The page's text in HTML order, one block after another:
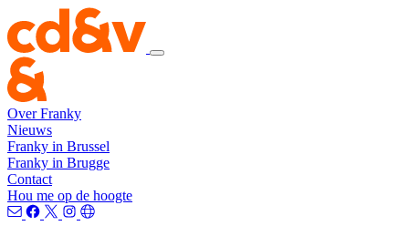
Over Franky
Nieuws
Franky in Brussel
Franky in Brugge
Contact
Hou me op de hoogte